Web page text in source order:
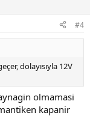
#4
dolayısıyla 12V
olmamasi
kapanir